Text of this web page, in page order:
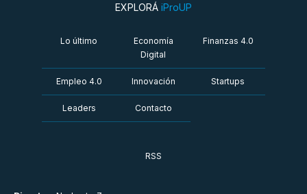
EXPLORÁ iProUP
Lo último
Economía
Digital
Finanzas 4.0
Empleo 4.0 Innovación Startups
Leaders Contacto
RSS